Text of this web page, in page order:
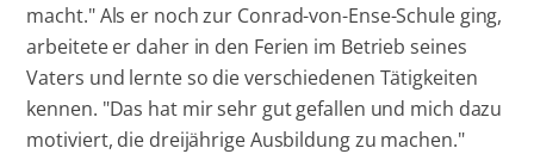
macht." Als er noch zur Conrad-von-Ense-Schule ging,
arbeitete er daher in den Ferien im Betrieb seines
Vaters und lernte so die verschiedenen Tätigkeiten
kennen. "Das hat mir sehr gut gefallen und mich dazu
motiviert, die dreijährige Ausbildung zu machen."